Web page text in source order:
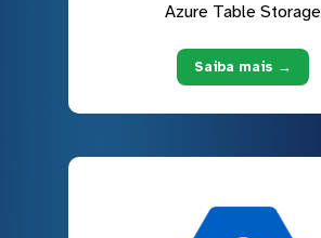
Azure Table Storage
Saiba mais →